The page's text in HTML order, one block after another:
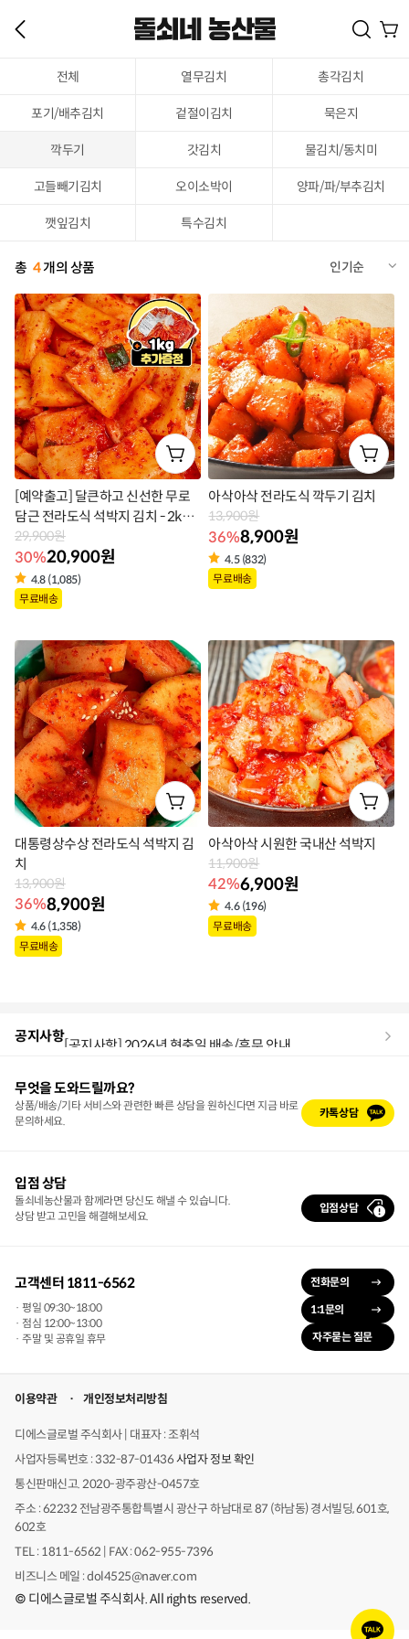
전체 열무김치 총각김치
포기/배추김치 겉절이김치 묵은지
깍두기 갓김치 물김치/동치미
고들빼기김치 오이소박이 양파/파/부추김치
깻잎김치 특수김치
총 4개의 상품 인기순
[예약출고] 달큰하고 신선한 무로
담근 전라도식 석박지 김치 - 2kg
구매시 1kg 추가증정
29,900원
30%20,900원
4.8 (1,085)
상
라
벨
무료배송
아삭아삭 전라도식 깍두기 김치
13,900원
36%8,900원
4.5 (832)
상
라
벨
무료배송
대통령상수상 전라도식 석박지 김
치
13,900원
36%8,900원
4.6 (1,358)
상
벨
무료배송
아삭아삭 시원한 국내산 석박지
11,900원
42%6,900원
4.6 (196)
상
무료배송
카
카
공지사항[공지사항] 2026년 현충일 배송/휴무 안내
무엇을 도와드릴까요?
상품/배송/기타 서비스와 관련한 빠른 상담을 원하신다면 지금 바로
문의하세요.
카톡상담
입점 상담
돌쇠네농산물과 함께라면 당신도 해낼 수 있습니다.
상담 받고 고민을 해결해보세요.
입점상담
고객센터 1811-6562
· 평일 09:30~18:00
· 점심 12:00~13:00
· 주말 및 공휴일 휴무
전화문의
1:1문의
자주묻는 질문
이용약관 개인정보처리방침
디에스글로벌 주식회사 | 대표자 : 조휘석
사업자등록번호 : 332-87-01436사업자 정보 확인
통신판매신고. 2020-광주광산-0457호
주소 : 62232 전남광주통합특별시 광산구 하남대로 87 (하남동) 경서빌딩, 601호,
602호
TEL : 1811-6562 | FAX : 062-955-7396
비즈니스 메일 : dol4525@naver.com
© 디에스글로벌 주식회사. All rights reserved.